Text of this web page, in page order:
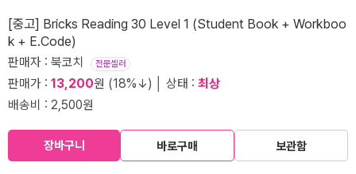
[중고] Bricks Reading 30 Level 1 (Student Book + Workboo
k + E.Code)
판매자 : 북코치 전문셀러
판매가 : 13,200원 (18%↓) │ 상태 : 최상
배송비 : 2,500원
장바구니 바로구매 보관함